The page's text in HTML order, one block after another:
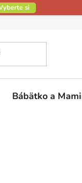
si
Bábätko a